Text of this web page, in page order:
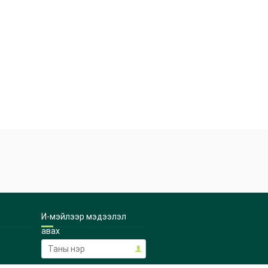
И-мэйлээр мэдээлэл
авах